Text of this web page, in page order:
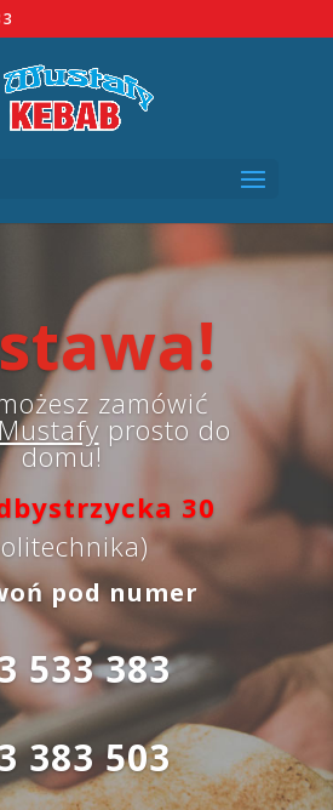
zamówić
Mustafy prosto do
domu!
30
pod numer
533 383
383 503